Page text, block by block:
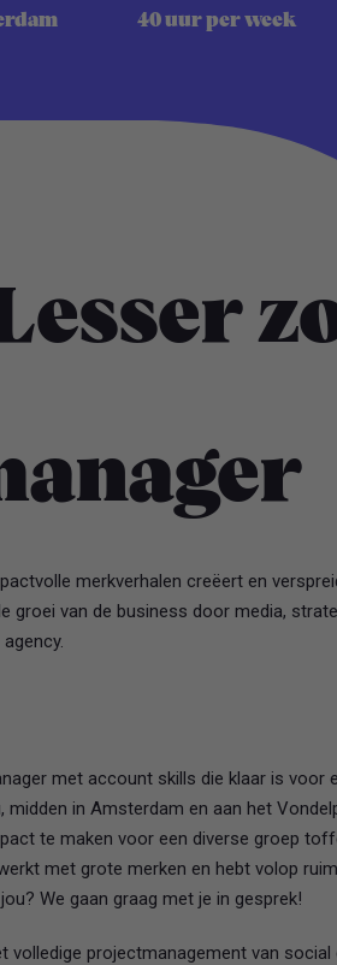
40 uur per week
merkverhalen creëert en
groei van de business door media,
met account skills die klaar is voor
in Amsterdam en aan het
te maken voor een diverse groep
met grote merken en hebt volop
We gaan graag met je in gesprek!
volledige projectmanagement van social